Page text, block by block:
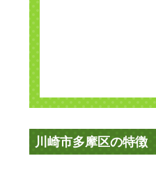
川崎市多摩区の特徴